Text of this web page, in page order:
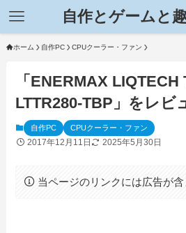
自作とゲームと
ホーム 自作PC CPUクーラー・ファン
「ENERMAX LIQTECH
LTTR280-TBP」をレビ
自作PC CPUクーラー・ファン
2017年12月11日 2025年5月30日
当ページのリンクには広告が含